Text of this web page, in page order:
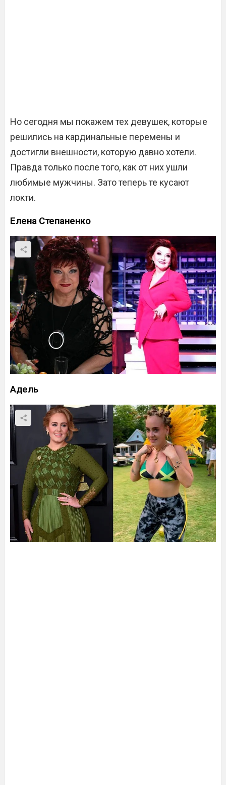
Но сегодня мы покажем тех девушек, которые
решились на кардинальные перемены и
достигли внешности, которую давно хотели.
Правда только после того, как от них ушли
любимые мужчины. Зато теперь те кусают
локти.
Елена Степаненко
Адель